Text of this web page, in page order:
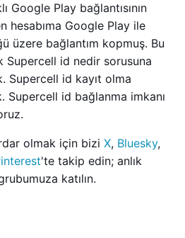
Google Play bağlantısının
hesabıma Google Play ile
üzere bağlantım kopmuş. Bu
Supercell id nedir sorusuna
Supercell id kayıt olma
Supercell id bağlanma imkanı
olmak için bizi X, Bluesky,
'te takip edin; anlık
katılın.